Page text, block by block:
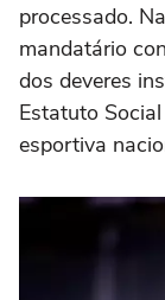
processado.
mandatário
dos deveres
Estatuto
esportiva